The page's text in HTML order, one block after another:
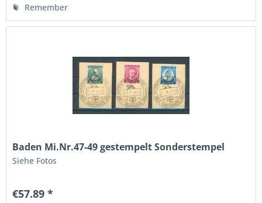
Remember
Baden Mi.Nr.47-49 gestempelt Sonderstempel
geprüft BPP
Siehe Fotos
€57.89 *